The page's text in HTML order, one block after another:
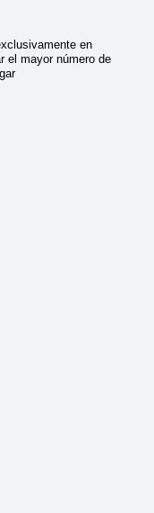
en
el mayor número de